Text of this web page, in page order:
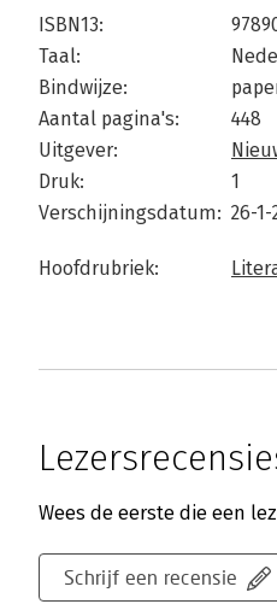
ISBN13:
Taal:
Bindwijze:
Aantal pagina's:
448
Uitgever:
Druk:
1
Verschijningsdatum: 26-1-
Hoofdrubriek:
Wees de eerste die een
Schrijf een recensie